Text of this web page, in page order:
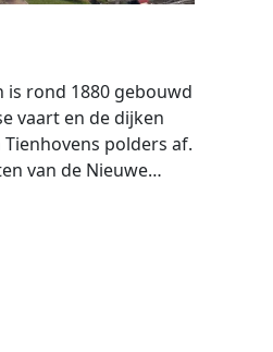
is rond 1880 gebouwd
vaart en de dijken
polders af.
van de Nieuwe
I vanaf 1815 werd
als het ware de